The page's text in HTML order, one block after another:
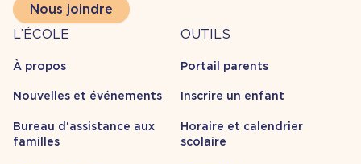
Nous joindre
À
propos
L’ÉCOLE
À propos
Nouvelles et événements
Bureau d'assistance aux
familles
Outils
OUTILS
Portail parents
Inscrire un enfant
Horaire et calendrier
scolaire